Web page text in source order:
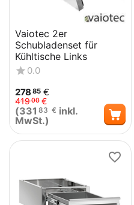
Vaiotec 2er
Schubladenset für
Kühltische Links
0.0
278 85 €
41900 €
(331 83 € inkl.
MwSt.)